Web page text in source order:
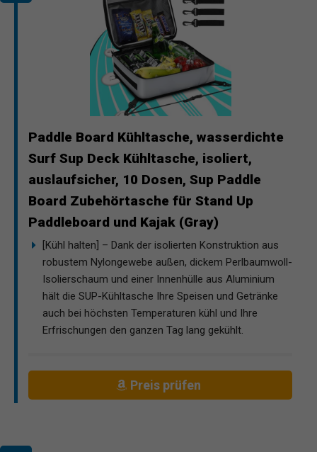
Paddle Board Kühltasche, wasserdichte
Surf Sup Deck Kühltasche, isoliert,
auslaufsicher, 10 Dosen, Sup Paddle
Board Zubehörtasche für Stand Up
Paddleboard und Kajak (Gray)
[Kühl halten] – Dank der isolierten Konstruktion aus
robustem Nylongewebe außen, dickem Perlbaumwoll-
Isolierschaum und einer Innenhülle aus Aluminium
hält die SUP-Kühltasche Ihre Speisen und Getränke
auch bei höchsten Temperaturen kühl und Ihre
Erfrischungen den ganzen Tag lang gekühlt.
Preis prüfen